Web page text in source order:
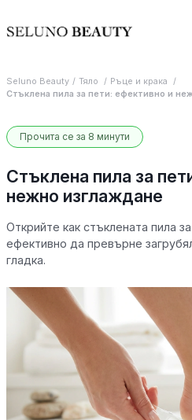
Seluno Beauty Тяло
Ръце и крака
Стъклена пила за пети: ефективно и
Прочита се за 8 минути
Стъклена пила за
нежно изглаждане
Открийте как стъклената пила
ефективно да превърне
гладка.